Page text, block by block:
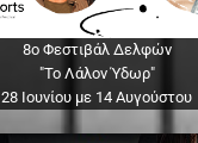
8ο Φεστιβάλ Δελφών
"Το Λάλον Ύδωρ"
28 Ιουνίου με 14 Αυγούστου